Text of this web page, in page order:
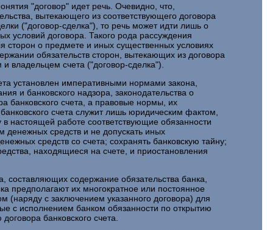
"договор" идет речь. Очевидно, что,
вытекающего из соответствующего договора
("договор-сделка"), то речь может идти лишь о
условий договора. Такого рода рассуждения
сторон о предмете и иных существенных условиях
обязательств сторон, вытекающих из договора
владельцем счета ("договор-сделка").
установлен императивными нормами закона,
и банковского надзора, законодательства о
банковского счета, а правовые нормы, их
счета служит лишь юридическим фактом,
настоящей работе соответствующие обязанности
денежных средств и не допускать иных
средств со счета; сохранять банковскую тайну;
находящиеся на счете, и приостановления
составляющих содержание обязательства банка,
предполагают их многократное или постоянное
(наряду с заключением указанного договора) для
с исполнением банком обязанности по открытию
банковского счета.